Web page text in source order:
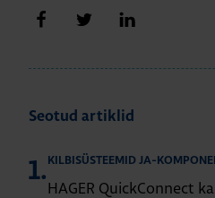
Jaga FacebookisJaga Twitteris
Seotud artiklid
1. KILBISÜSTEEMID JA-
HAGER QuickConnect